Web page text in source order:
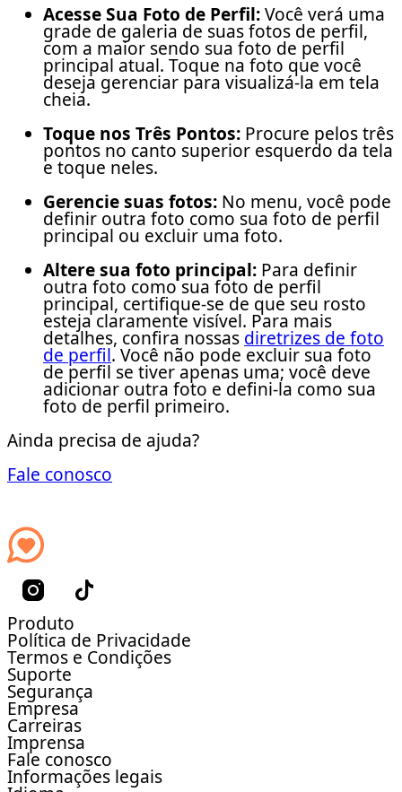
Acesse Sua Foto de Perfil:Você verá uma
grade de galeria de suas fotos de perfil,
com a maior sendo sua foto de perfil
principal atual. Toque na foto que você
deseja gerenciar para visualizá-la em tela
cheia.
Toque nos Três Pontos: Procure pelos três
pontos no canto superior esquerdo da tela
e toque neles.
Gerencie suas fotos: No menu, você pode
definir outra foto como sua foto de perfil
principal ou excluir uma foto.
Altere sua foto principal: Para definir
outra foto como sua foto de perfil
principal, certifique-se de que seu rosto
esteja claramente visível. Para mais
detalhes, confira nossas diretrizes de foto
de perfil. Você não pode excluir sua foto
de perfil se tiver apenas uma; você deve
adicionar outra foto e defini-la como sua
foto de perfil primeiro.
Ainda precisa de ajuda?
Fale conosco
Produto
Política de Privacidade
Termos e Condições
Suporte
Segurança
Empresa
Carreiras
Imprensa
Fale conosco
Informações legais